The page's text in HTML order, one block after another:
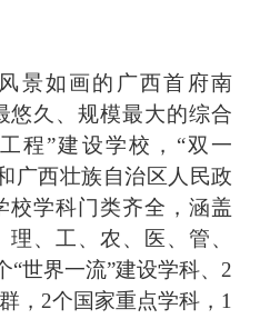
景如画的广西首府南
悠久、规模最大的综合
工程”建设学校，“双一
广西壮族自治区人民政
校学科门类齐全，涵盖
、工、农、医、管、
“世界一流”建设学科、 2
， 2个国家重点学科， 1